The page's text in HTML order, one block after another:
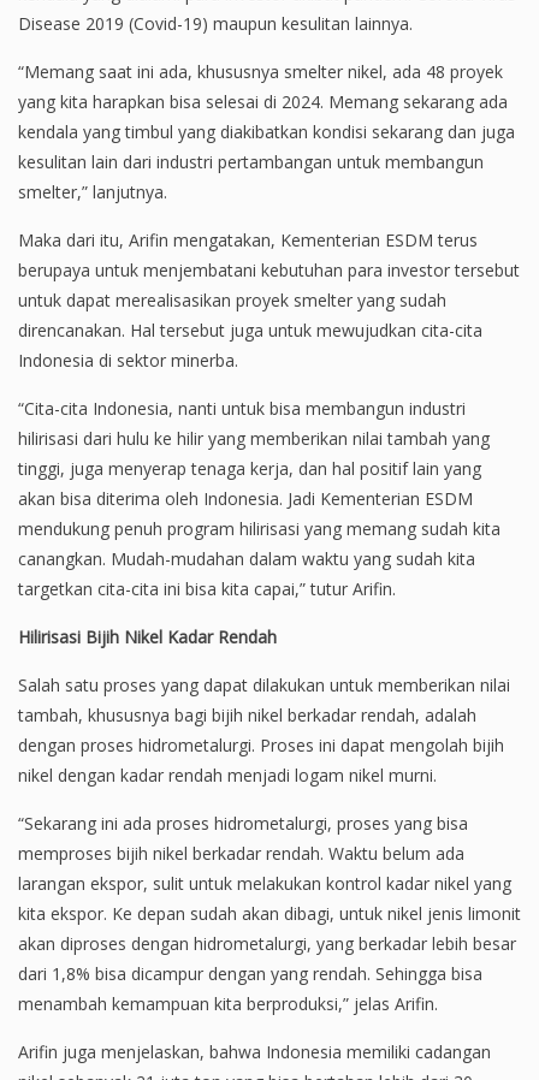
Disease 2019 (Covid-19) maupun kesulitan lainnya.
“Memang saat ini ada, khususnya smelter nikel, ada 48 proyek
yang kita harapkan bisa selesai di 2024. Memang sekarang ada
kendala yang timbul yang diakibatkan kondisi sekarang dan juga
kesulitan lain dari industri pertambangan untuk membangun
smelter,” lanjutnya.
Maka dari itu, Arifin mengatakan, Kementerian ESDM terus
berupaya untuk menjembatani kebutuhan para investor tersebut
untuk dapat merealisasikan proyek smelter yang sudah
direncanakan. Hal tersebut juga untuk mewujudkan cita-cita
Indonesia di sektor minerba.
“Cita-cita Indonesia, nanti untuk bisa membangun industri
hilirisasi dari hulu ke hilir yang memberikan nilai tambah yang
tinggi, juga menyerap tenaga kerja, dan hal positif lain yang
akan bisa diterima oleh Indonesia. Jadi Kementerian ESDM
mendukung penuh program hilirisasi yang memang sudah kita
canangkan. Mudah-mudahan dalam waktu yang sudah kita
targetkan cita-cita ini bisa kita capai,” tutur Arifin.
Hilirisasi Bijih Nikel Kadar Rendah
Salah satu proses yang dapat dilakukan untuk memberikan nilai
tambah, khususnya bagi bijih nikel berkadar rendah, adalah
dengan proses hidrometalurgi. Proses ini dapat mengolah bijih
nikel dengan kadar rendah menjadi logam nikel murni.
“Sekarang ini ada proses hidrometalurgi, proses yang bisa
memproses bijih nikel berkadar rendah. Waktu belum ada
larangan ekspor, sulit untuk melakukan kontrol kadar nikel yang
kita ekspor. Ke depan sudah akan dibagi, untuk nikel jenis limonit
akan diproses dengan hidrometalurgi, yang berkadar lebih besar
dari 1,8% bisa dicampur dengan yang rendah. Sehingga bisa
menambah kemampuan kita berproduksi,” jelas Arifin.
Arifin juga menjelaskan, bahwa Indonesia memiliki cadangan